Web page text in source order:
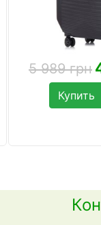
5 989 грн
Купить